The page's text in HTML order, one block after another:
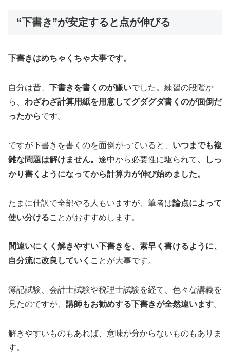
“下書き”が安定すると点が伸びる
下書きはめちゃくちゃ大事です。
自分は昔、 下書きを書くのが嫌いでした。練習の段階か
ら、 わざわざ計算用紙を用意してグダグダ書くのが面倒だ
ったからです。
ですが下書きを書くのを面倒がっていると、 いつまでも複
雑な問題は解けません。 途中から必要性に駆られて、しっ
かり書くようになってから計算力が伸び始めました。
たまに仕訳で全部やる人もいますが、筆者は論点によって
使い分けることがおすすめします。
間違いにくく解きやすい下書きを、素早く書けるように、
自分流に改良していく ことが大事です。
簿記試験、会計士試験や税理士試験を経て、色々な講義を
見たのですが、 講師もお勧めする下書きが全然違います。
解きやすいものもあれば、意味が分からないものもありま
す。